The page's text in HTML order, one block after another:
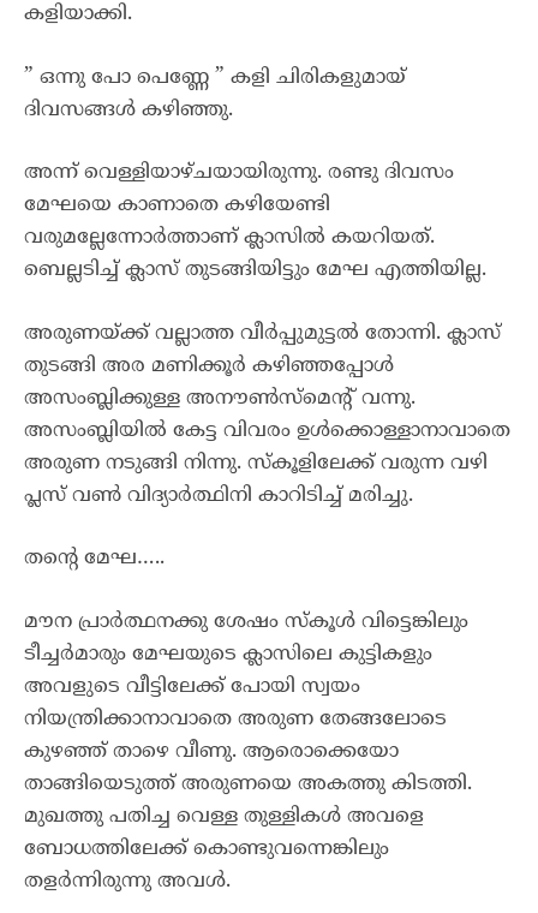
കളിയാക്കി.
” ഒന്നു പോ പെണ്ണേ ” കളി ചിരികളുമായ്
ദിവസങ്ങൾ കഴിഞ്ഞു.
അന്ന് വെള്ളിയാഴ്ചയായിരുന്നു. രണ്ടു ദിവസം
മേഘയെ കാണാതെ കഴിയേണ്ടി
വരുമല്ലേന്നോർത്താണ് ക്ലാസിൽ കയറിയത്.
ബെല്ലടിച്ച് ക്ലാസ് തുടങ്ങിയിട്ടും മേഘ എത്തിയില്ല.
അരുണയ്ക്ക് വല്ലാത്ത വീർപ്പുമുട്ടൽ തോന്നി. ക്ലാസ്
തുടങ്ങി അര മണിക്കൂർ കഴിഞ്ഞപ്പോൾ
അസംബ്ലിക്കുള്ള അനൗൺസ്മെൻ്റ് വന്നു.
അസംബ്ലിയിൽ കേട്ട വിവരം ഉൾക്കൊള്ളാനാവാതെ
അരുണ നടുങ്ങി നിന്നു. സ്കൂളിലേക്ക് വരുന്ന വഴി
പ്ലസ് വൺ വിദ്യാർത്ഥിനി കാറിടിച്ച് മരിച്ചു.
തൻ്റെ മേഘ…..
മൗന പ്രാർത്ഥനക്കു ശേഷം സ്കൂൾ വിട്ടെങ്കിലും
ടീച്ചർമാരും മേഘയുടെ ക്ലാസിലെ കുട്ടികളും
അവളുടെ വീട്ടിലേക്ക് പോയി സ്വയം
നിയന്ത്രിക്കാനാവാതെ അരുണ തേങ്ങലോടെ
കുഴഞ്ഞ് താഴെ വീണു. ആരൊക്കെയോ
താങ്ങിയെടുത്ത് അരുണയെ അകത്തു കിടത്തി.
മുഖത്തു പതിച്ച വെള്ള തുള്ളികൾ അവളെ
ബോധത്തിലേക്ക് കൊണ്ടുവന്നെങ്കിലും
തളർന്നിരുന്നു അവൾ.